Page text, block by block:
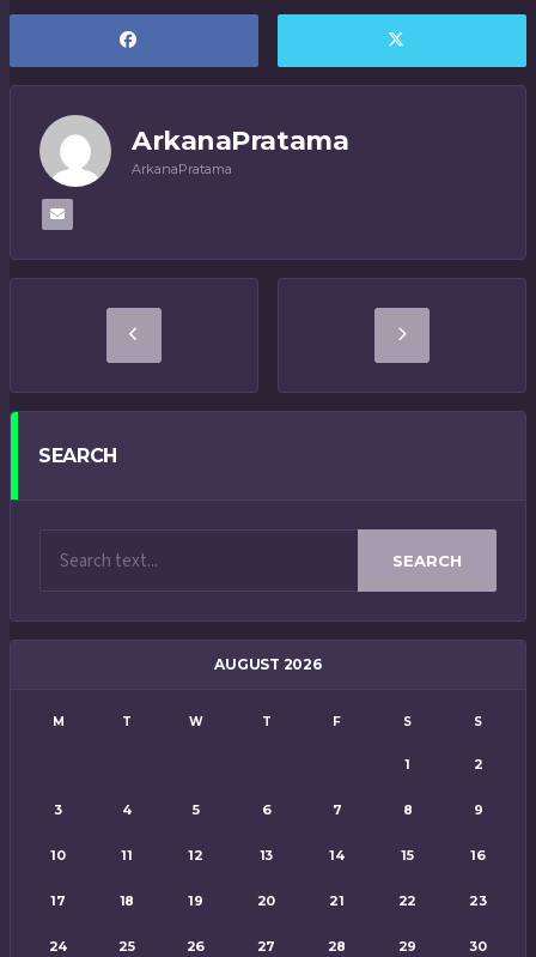
ArkanaPratama
ArkanaPratama
SEARCH
SEARCH
AUGUST 2026
M T W T F S S
1 2
3 4 5 6 7 8 9
10 11 12 13 14 15 16
17 18 19 20 21 22 23
24 25 26 27 28 29 30